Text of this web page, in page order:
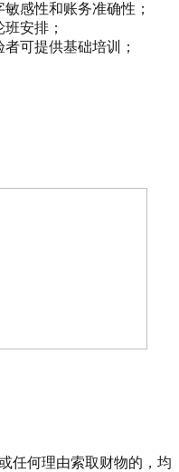
感性和账务准确性；
安排；
可提供基础培训；
任何理由索取财物的，均